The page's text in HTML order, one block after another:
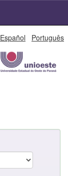
Español Português